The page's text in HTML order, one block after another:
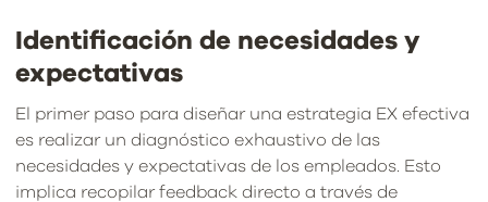
Identificación de necesidades y
expectativas
El primer paso para diseñar una estrategia EX efectiva
es realizar un diagnóstico exhaustivo de las
necesidades y expectativas de los empleados. Esto
implica recopilar feedback directo a través de